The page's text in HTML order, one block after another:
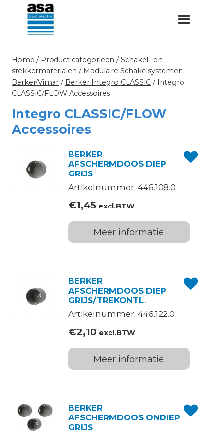
Doorgaan
inhoud
Home / Product categorieën / Schakel- en
stekkermaterialen / Modulaire Schakelsystemen
Berker/Vimar / Berker Integro CLASSIC / Integro
CLASSIC/FLOW Accessoires
Integro CLASSIC/FLOW
Accessoires
BERKER
AFSCHERMDOOS DIEP
GRIJS
Artikelnummer: 446.108.0
€1,45excl.BTW
Meer informatie
BERKER
AFSCHERMDOOS DIEP
GRIJS/TREKONTL.
Artikelnummer: 446.122.0
€2,10 excl.BTW
Meer informatie
BERKER
AFSCHERMDOOS ONDIEP
GRIJS